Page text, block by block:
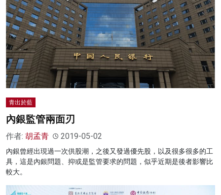
青出於藍
內銀監管兩面刃
作者: 胡孟青 2019-05-02
內銀曾經出現過一次供股潮，之後又發過優先股，以及很多很多的工
具，這是內銀問題、抑或是監管要求的問題，似乎近期是後者影響比
較大。